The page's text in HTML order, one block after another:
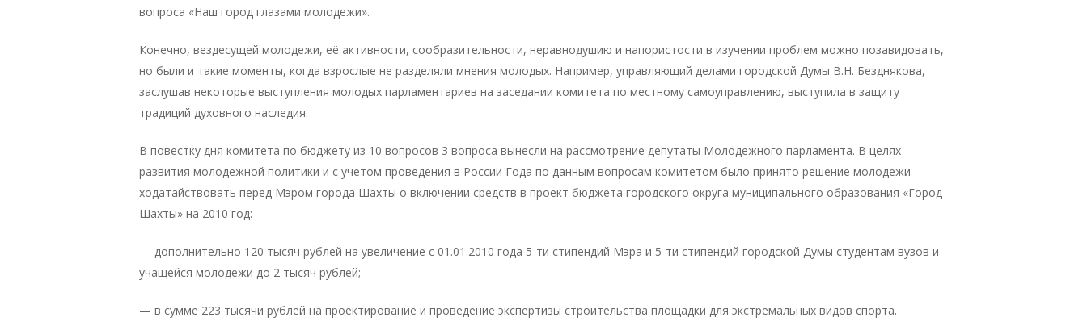
вопроса «Наш город глазами молодежи».
Конечно, вездесущей молодежи, её активности, сообразительности, неравнодушию и напористости в изучении проблем можно позавидовать,
но были и такие моменты, когда взрослые не разделяли мнения молодых. Например, управляющий делами городской Думы В.Н. Безднякова,
заслушав некоторые выступления молодых парламентариев на заседании комитета по местному самоуправлению, выступила в защиту
традиций духовного наследия.
В повестку дня комитета по бюджету из 10 вопросов 3 вопроса вынесли на рассмотрение депутаты Молодежного парламента. В целях
развития молодежной политики и с учетом проведения в России Года по данным вопросам комитетом было принято решение молодежи
ходатайствовать перед Мэром города Шахты о включении средств в проект бюджета городского округа муниципального образования «Город
Шахты» на 2010 год:
— дополнительно 120 тысяч рублей на увеличение с 01.01.2010 года 5-ти стипендий Мэра и 5-ти стипендий городской Думы студентам вузов и
учащейся молодежи до 2 тысяч рублей;
— в сумме 223 тысячи рублей на проектирование и проведение экспертизы строительства площадки для экстремальных видов спорта.